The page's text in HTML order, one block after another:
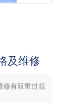
及维修
修有双重过载